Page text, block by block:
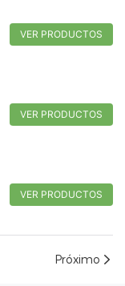
VER PRODUCTOS
VER PRODUCTOS
VER PRODUCTOS
Próximo